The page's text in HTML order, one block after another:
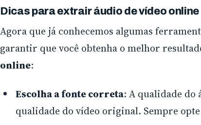
Dicas para extrair áudio de vídeo
Agora que já conhecemos algumas
garantir que você obtenha o melhor
online:
Escolha a fonte correta: A qualidade do
qualidade do vídeo original. Sempre